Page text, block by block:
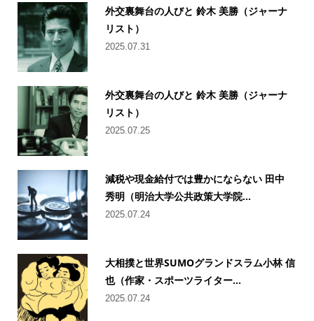
外交裏舞台の人びと 鈴木 美勝（ジャーナ
リスト）
2025.07.31
外交裏舞台の人びと 鈴木 美勝（ジャーナ
リスト）
2025.07.25
減税や現金給付では豊かにならない 田中
秀明（明治大学公共政策大学院...
2025.07.24
大相撲と世界SUMOグランドスラム小林 信
也（作家・スポーツライター...
2025.07.24